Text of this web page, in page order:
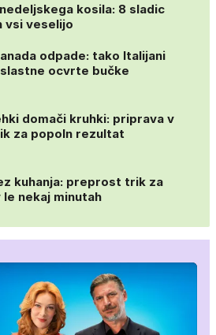
kosila: 8 sladic
vsi veselijo
odpade: tako Italijani
ocvrte bučke
domači kruhki: priprava v
za popoln rezultat
kuhanja: preprost trik za
nekaj minutah